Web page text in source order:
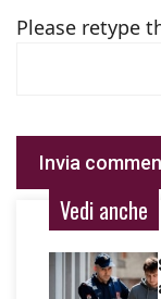
Please retype
Vedi anche